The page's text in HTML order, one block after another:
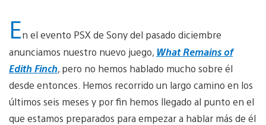
En el evento PSX de Sony del pasado diciembre
anunciamos nuestro nuevo juego, What Remains of
Edith Finch, pero no hemos hablado mucho sobre él
desde entonces. Hemos recorrido un largo camino en los
últimos seis meses y por fin hemos llegado al punto en el
que estamos preparados para empezar a hablar más de él